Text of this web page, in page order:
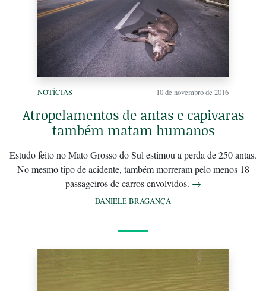
NOTÍCIAS 10 de novembro de 2016
Atropelamentos de antas e capivaras
também matam humanos
Estudo feito no Mato Grosso do Sul estimou a perda de 250 antas.
No mesmo tipo de acidente, também morreram pelo menos 18
passageiros de carros envolvidos. →
DANIELE BRAGANÇA